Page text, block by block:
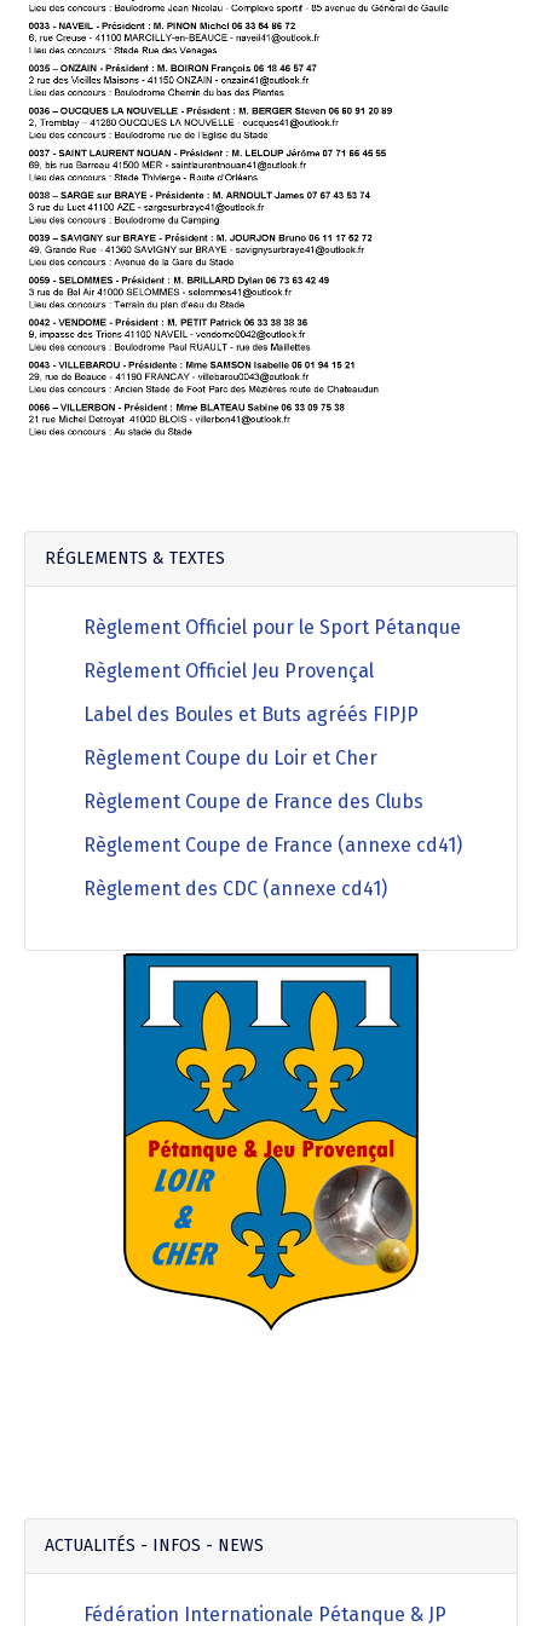
RÉGLEMENTS & TEXTES
Règlement Officiel pour le Sport Pétanque
Règlement Officiel Jeu Provençal
Label des Boules et Buts agréés FIPJP
Règlement Coupe du Loir et Cher
Règlement Coupe de France des Clubs
Règlement Coupe de France (annexe cd41)
Règlement des CDC (annexe cd41)
ACTUALITÉS - INFOS - NEWS
Fédération Internationale Pétanque & JP
Agenda Concours Vétérans
Régionaux & Championnats de France
Résultats & Classement Division 4 B
Résultats & Classement Division 5 A
Championnat Triplettes Mixtes
Championnat Triplettes Vétérans
Palmarès Comité du Loir & Cher
Championnat Individuel Féminin
Championnat Individuel Masculin